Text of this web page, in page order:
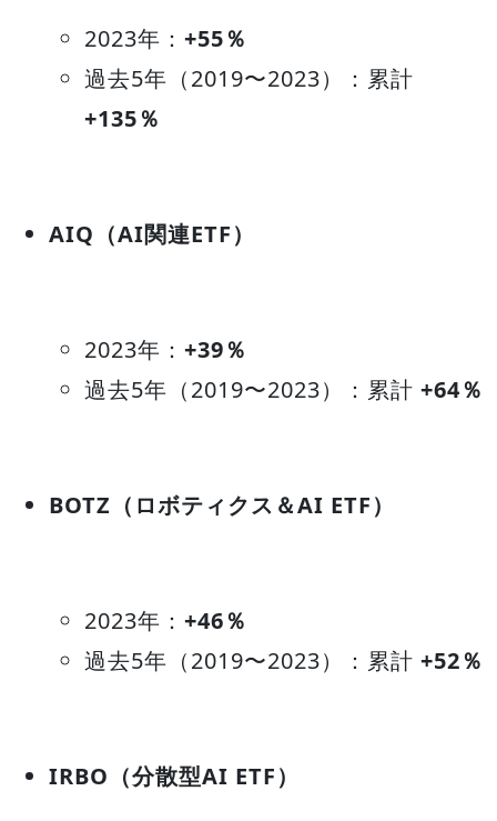
2023年： +55％
過去5年（2019〜2023）：累計
+135％
AIQ（AI関連ETF）
2023年： +39％
過去5年（2019〜2023）：累計 +64％
BOTZ（ロボティクス＆AI ETF）
2023年： +46％
過去5年（2019〜2023）：累計 +52％
IRBO（分散型AI ETF）